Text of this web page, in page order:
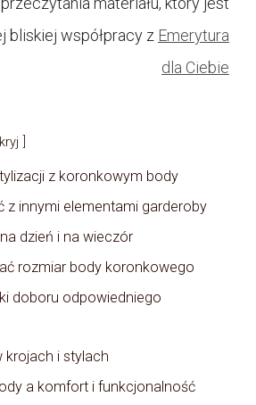
bliskiej współpracy z Emerytura
dla Ciebie
z koronkowym body
z innymi elementami garderoby
dzień i na wieczór
rozmiar body koronkowego
doboru odpowiedniego
krojach i stylach
a komfort i funkcjonalność